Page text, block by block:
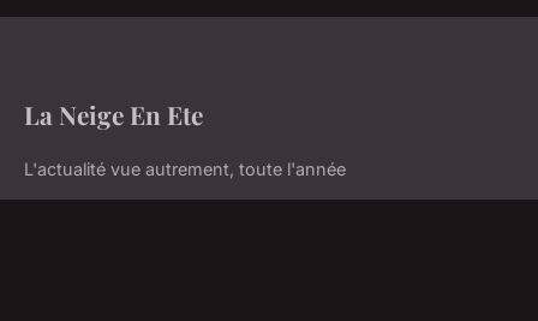
La Neige En Ete
L'actualité vue autrement, toute l'année